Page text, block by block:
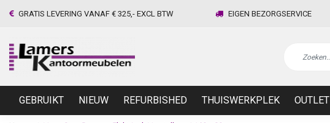
GRATIS LEVERING VANAF € 325,- EXCL BTW EIGEN BEZORGSERVICE
GEBRUIKT NIEUW REFURBISHED THUISWERKPLEK OUTLET